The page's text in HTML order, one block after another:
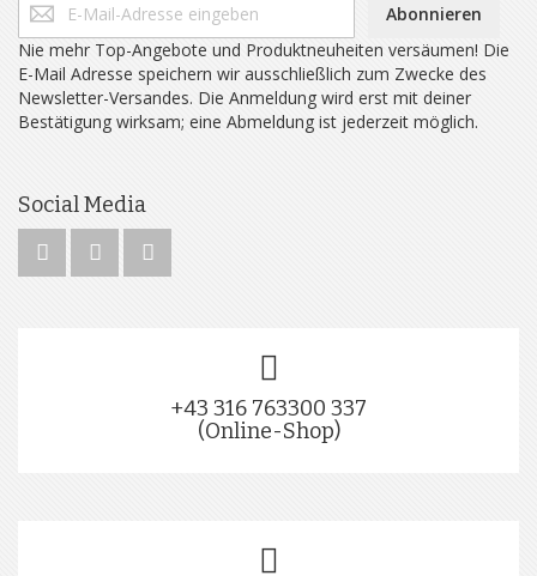
Abonnieren
Nie mehr Top-Angebote und Produktneuheiten versäumen! Die
E-Mail Adresse speichern wir ausschließlich zum Zwecke des
Newsletter-Versandes. Die Anmeldung wird erst mit deiner
Bestätigung wirksam; eine Abmeldung ist jederzeit möglich.
Social Media
+43 316 763300 337
(Online-Shop)